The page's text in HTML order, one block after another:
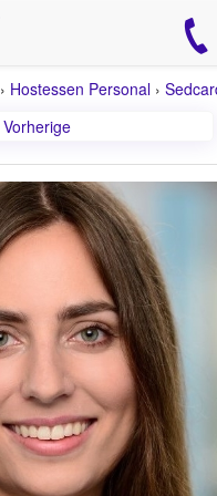
› Hostessen Personal ›
Vorherige